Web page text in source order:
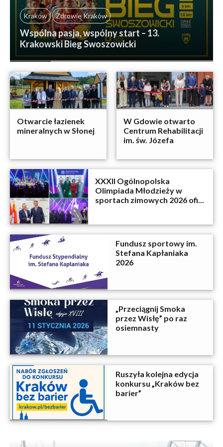
Kraków Zdrowie Kraków
Wspólna pasja, wspólny start – 13.
Krakowski Bieg Swoszowicki
Otwarcie łazienek
mineralnych w Słonej
W Gdowie otwarto
Centrum Rehabilitacji
im. św. Józefa
XXXII Ogólnopolska
Olimpiada Młodzieży w
sportach zimowych 2026 ofi...
Fundusz sportowy im.
Stefana Kapłaniaka
2026
„Przeciągnij Smoka
przez Wisłę” po raz
osiemnasty
Ruszyła kolejna edycja
konkursu „Kraków bez
barier”